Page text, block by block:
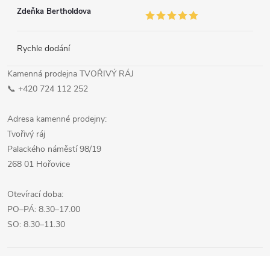
Zdeňka Bertholdova
Rychle dodání
Kamenná prodejna TVOŘIVÝ RÁJ
📞 +420 724 112 252
Adresa kamenné prodejny:
Tvořivý ráj
Palackého náměstí 98/19
268 01 Hořovice
Otevírací doba:
PO–PÁ: 8.30–17.00
SO: 8.30–11.30